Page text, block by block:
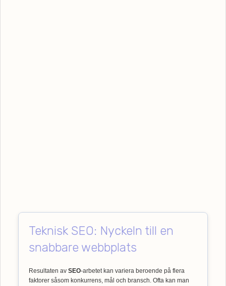
Teknisk SEO: Nyckeln till en
snabbare webbplats
Resultaten av SEO-arbetet kan variera beroende på flera
faktorer såsom konkurrens, mål och bransch. Ofta kan man